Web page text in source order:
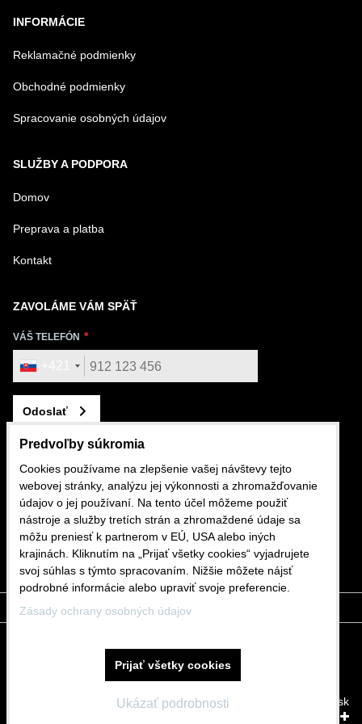
INFORMÁCIE
Reklamačné podmienky
Obchodné podmienky
Spracovanie osobných údajov
SLUŽBY A PODPORA
Domov
Preprava a platba
Kontakt
ZAVOLÁME VÁM SPÄŤ
VÁŠ TELEFÓN
Odoslať
KONTAKTUJTE NÁS
+421 911 562 282
shop@mdslovakia.sk
Vytvorené pomocou: BiznisWeb.sk
Predvoľby súkromia
Cookies používame na zlepšenie vašej návštevy tejto
webovej stránky, analýzu jej výkonnosti a zhromažďovanie
údajov o jej používaní. Na tento účel môžeme použiť
nástroje a služby tretích strán a zhromaždené údaje sa
môžu preniesť k partnerom v EÚ, USA alebo iných
krajinách. Kliknutím na „Prijať všetky cookies“ vyjadrujete
svoj súhlas s týmto spracovaním. Nižšie môžete nájsť
podrobné informácie alebo upraviť svoje preferencie.
Zásady ochrany osobných údajov
Ukázať podrobnosti
Prijať všetky cookies